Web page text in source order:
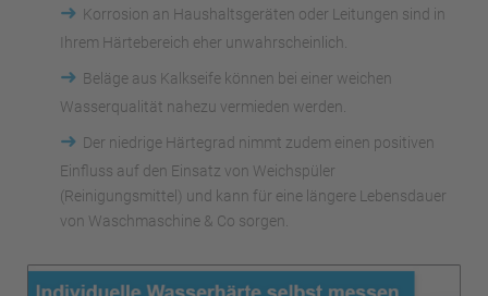
➜ Korrosion an Haushaltsgeräten oder Leitungen sind in
Ihrem Härtebereich eher unwahrscheinlich.
➜ Beläge aus Kalkseife können bei einer weichen
Wasserqualität nahezu vermieden werden.
➜ Der niedrige Härtegrad nimmt zudem einen positiven
Einfluss auf den Einsatz von Weichspüler
(Reinigungsmittel) und kann für eine längere Lebensdauer
von Waschmaschine & Co sorgen.